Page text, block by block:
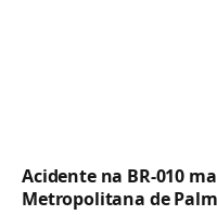
Acidente na BR-010
Metropolitana de